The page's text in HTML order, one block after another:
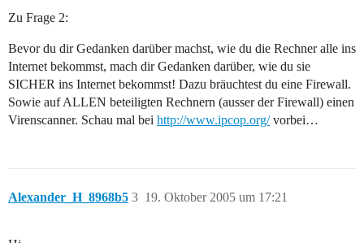
Zu Frage 2:
Bevor du dir Gedanken darüber machst, wie du die Rechner alle ins
Internet bekommst, mach dir Gedanken darüber, wie du sie
SICHER ins Internet bekommst! Dazu bräuchtest du eine Firewall.
Sowie auf ALLEN beteiligten Rechnern (ausser der Firewall) einen
Virenscanner. Schau mal bei http://www.ipcop.org/vorbei…
Alexander_H_8968b5 19. Oktober 2005 um 17:21
3